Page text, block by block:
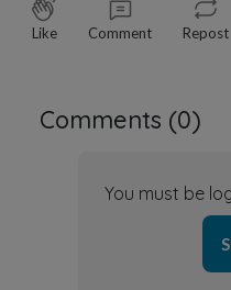
Like Comment Repost
Comments (0)
You must be